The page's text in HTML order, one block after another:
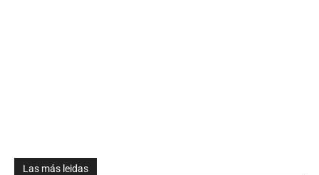
Las más leidas